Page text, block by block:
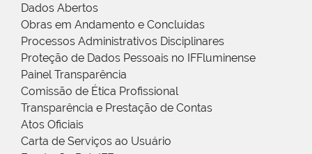
Dados Abertos
Obras em Andamento e Concluídas
Processos Administrativos Disciplinares
Proteção de Dados Pessoais no IFFluminense
Painel Transparência
Comissão de Ética Profissional
Transparência e Prestação de Contas
Atos Oficiais
Carta de Serviços ao Usuário